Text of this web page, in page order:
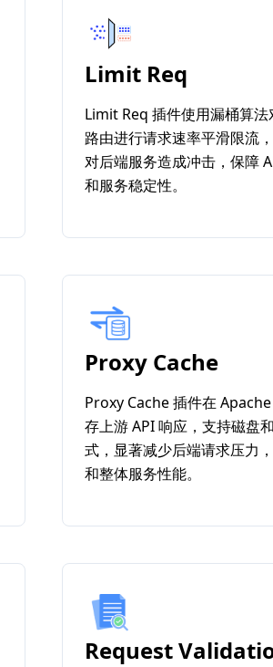
Limit Req
Limit Req 插件使用漏桶算法
路由进行请求速率平滑限流
对后端服务造成冲击，保障
和服务稳定性。
Proxy Cache
Proxy Cache 插件在
存上游 API 响应，支持磁盘
式，显著减少后端请求压力
和整体服务性能。
Request